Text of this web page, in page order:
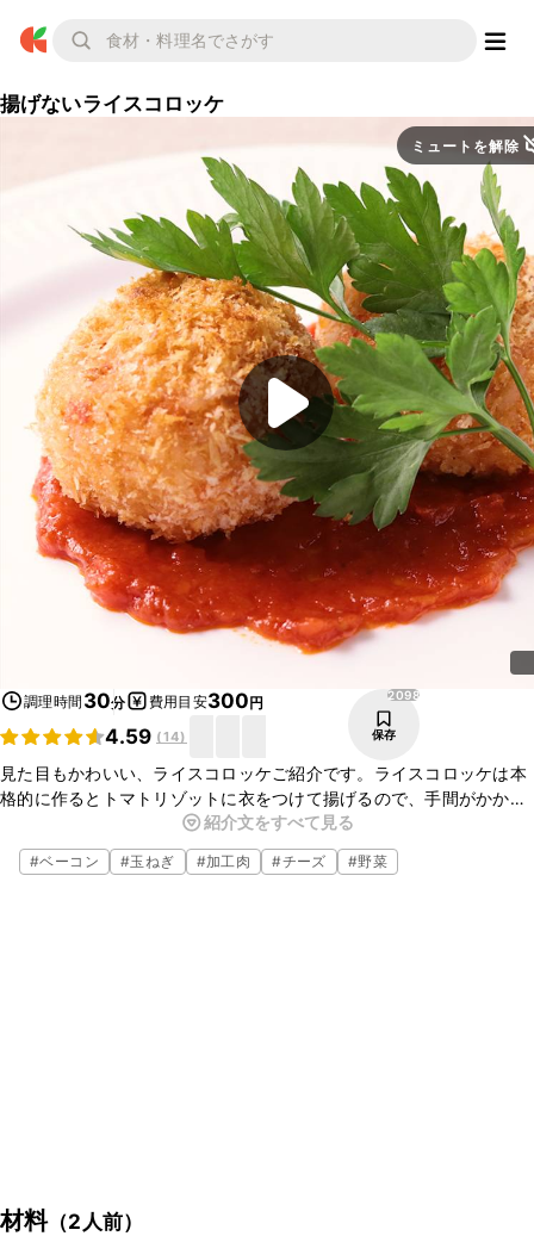
揚げないライスコロッケ
ミュートを解除
調理時間 30分 費用目安300円
4.59 (14)
2098
保存
見た目もかわいい、ライスコロッケご紹介です。ライスコロッケは本
格的に作るとトマトリゾットに衣をつけて揚げるので、手間がかかり
ますが、こちらのレシピは混ぜごはんに焼いたパン粉をつけ、オーブ
ントースターで焼くのでお手軽ですよ。ぜひお試しくださいね。
紹介文をすべて見る
#ベーコン #玉ねぎ #加工肉 #チーズ #野菜
材料（2人前）